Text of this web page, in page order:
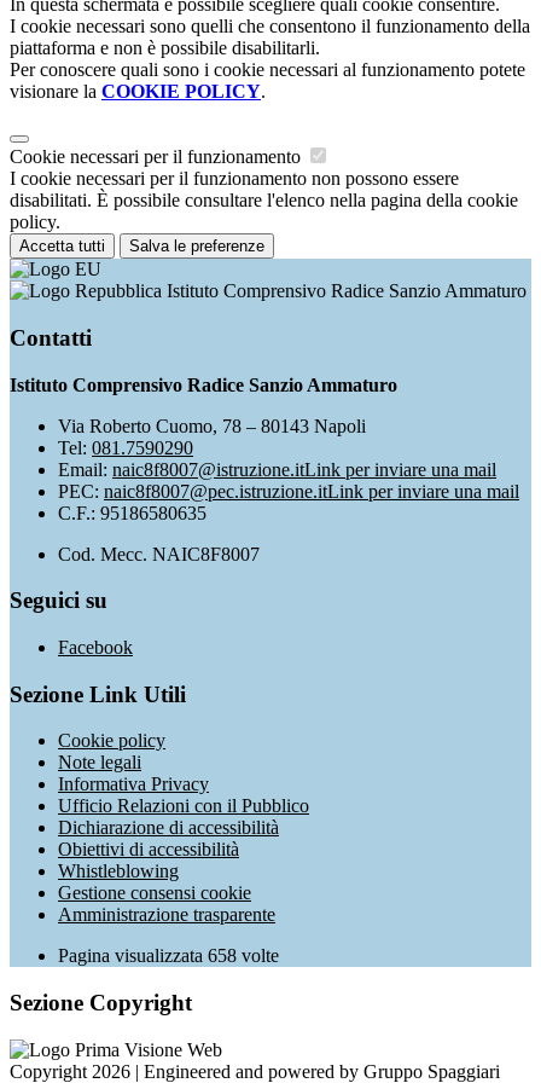
In questa schermata è possibile scegliere quali cookie consentire.
I cookie necessari sono quelli che consentono il funzionamento della
piattaforma e non è possibile disabilitarli.
Per conoscere quali sono i cookie necessari al funzionamento potete
visionare la COOKIE POLICY.
Cookie necessari per il funzionamento
I cookie necessari per il funzionamento non possono essere
disabilitati. È possibile consultare l'elenco nella pagina della cookie
policy.
Accetta tutti Salva le preferenze
Istituto Comprensivo Radice Sanzio Ammaturo
Contatti
Istituto Comprensivo Radice Sanzio Ammaturo
Via Roberto Cuomo, 78 – 80143 Napoli
Tel: 081.7590290
Email: naic8f8007@istruzione.itLink per inviare una mail
PEC: naic8f8007@pec.istruzione.itLink per inviare una mail
C.F.: 95186580635
Cod. Mecc. NAIC8F8007
Seguici su
Facebook
Sezione Link Utili
Cookie policy
Note legali
Informativa Privacy
Ufficio Relazioni con il Pubblico
Dichiarazione di accessibilità
Obiettivi di accessibilità
Whistleblowing
Gestione consensi cookie
Amministrazione trasparente
Pagina visualizzata 658 volte
Sezione Copyright
Copyright 2026 | Engineered and powered by Gruppo Spaggiari